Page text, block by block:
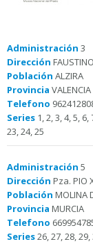
Administración 3
Dirección
Población ALZIRA
Provincia VALENCIA
Telefono
Series 1, 2, 3, 4, 5,
23, 24, 25
Administración 5
Dirección Pza. PIO
Población MOLINA
Provincia MURCIA
Telefono
Series26, 27, 28,